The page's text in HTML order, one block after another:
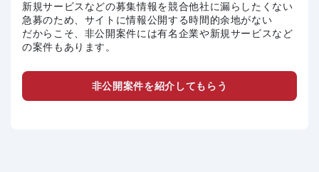
新規サービスなどの募集情報を競合他社に漏らしたくない
急募のため、サイトに情報公開する時間的余地がない
だからこそ、非公開案件には有名企業や新規サービスなど
の案件もあります。
非公開案件を紹介してもらう